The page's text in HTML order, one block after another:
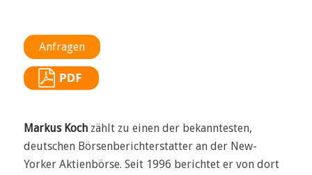
Anfragen
Markus Kochzählt zu einen der bekanntesten,
deutschen Börsenberichterstatter an der New-
Yorker Aktienbörse. Seit 1996 berichtet er von dort